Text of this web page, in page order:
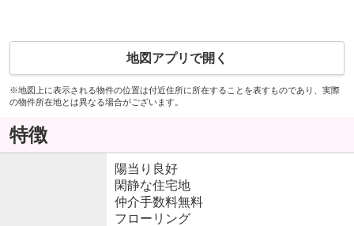
地図アプリで開く
※地図上に表示される物件の位置は付近住所に所在することを表すものであり、実際
の物件所在地とは異なる場合がございます。
特徴
陽当り良好
閑静な住宅地
仲介手数料無料
フローリング